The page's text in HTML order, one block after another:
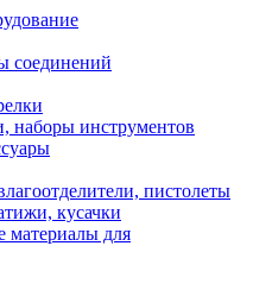
соединений
наборы инструментов
пистолеты
кусачки
материалы для